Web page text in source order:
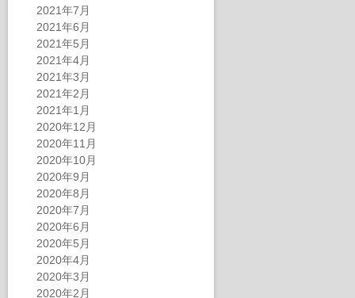
2021年7月
2021年6月
2021年5月
2021年4月
2021年3月
2021年2月
2021年1月
2020年12月
2020年11月
2020年10月
2020年9月
2020年8月
2020年7月
2020年6月
2020年5月
2020年4月
2020年3月
2020年2月